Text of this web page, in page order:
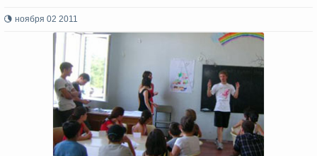
ноября 02 2011